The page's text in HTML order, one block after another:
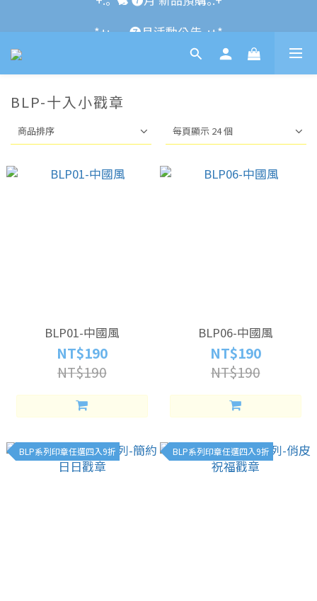
*+:｡     ❼月活動公告｡:+*
*+:｡\new / !🌌 官網消費滿千折百~RUN~:+*
BLP-十入小戳章
商品排序 每頁顯示 24 個
BLP01-中國風
NT$190
NT$190
BLP06-中國風
NT$190
NT$190
BLP系列印章任選四入9折 BLP系列印章任選四入9折